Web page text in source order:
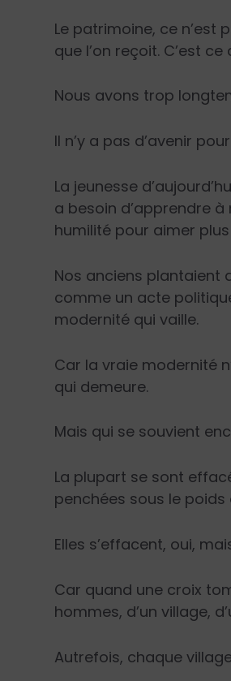
Le patrimoine, ce n’est
que l’on reçoit. C’est ce
Nous avons trop
Il n’y a pas d’avenir
La jeunesse
a besoin d’apprendre
humilité pour aimer
Nos anciens plantaient
comme un acte
modernité qui vaille.
Car la vraie modernité
qui demeure.
Mais qui se souvient
La plupart se sont
penchées sous le poids
Elles s’effacent, oui,
Car quand une croix
hommes, d’un village,
Autrefois, chaque